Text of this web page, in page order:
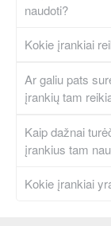
kategorijos:
Grandinės
nuėmimui,
Ratų
tiesinimui ir
greitą
stabdžių
naudoti?
Kokie įrankiai
Ar galiu pats
įrankių tam
Kaip dažnai
įrankius tam
Kokie įrankiai